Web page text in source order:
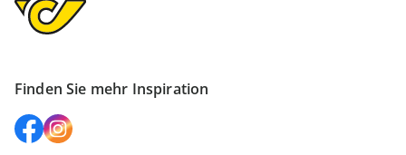
Finden Sie mehr Inspiration